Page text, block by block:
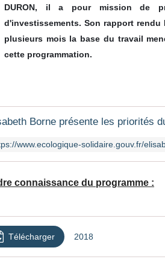
DURON, il a pour mission de
d'investissements. Son rapport
plusieurs mois la base du travail
cette programmation.
connaissance du programme :
Télécharger 2018